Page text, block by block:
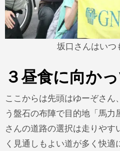
坂口さんはいつ
３昼食に向かっ
ここからは先頭はゆーぞさん
う盤石の布陣で目的地「馬
さんの道路の選択は走りやす
く見通しもよい道が多く快適